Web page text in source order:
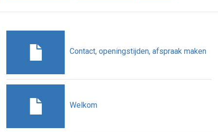
Contact, openingstijden, afspraak maken
Welkom